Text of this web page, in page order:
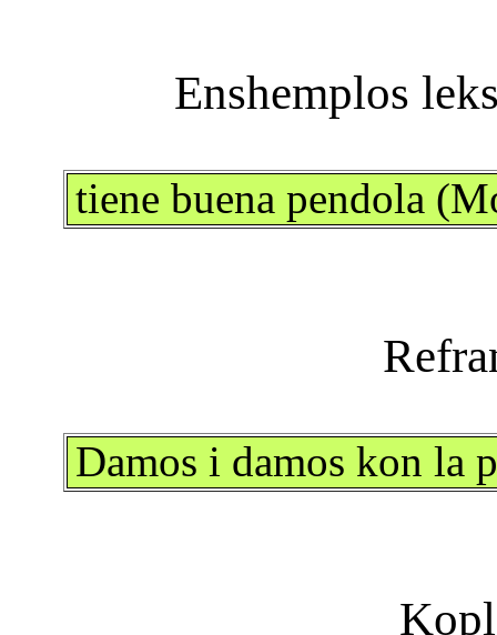
tiene buena pendola
Damos i damos kon la